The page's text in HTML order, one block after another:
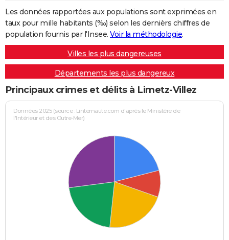
Les données rapportées aux populations sont exprimées en
taux pour mille habitants (‰) selon les dernièrs chiffres de
population fournis par l'Insee. Voir la méthodologie.
Villes les plus dangereuses
Départements les plus dangereux
Principaux crimes et délits à Limetz-Villez
Données 2025 (source : Linternaute.com d'après le Ministère de
l'Intérieur et des Outre-Mer)